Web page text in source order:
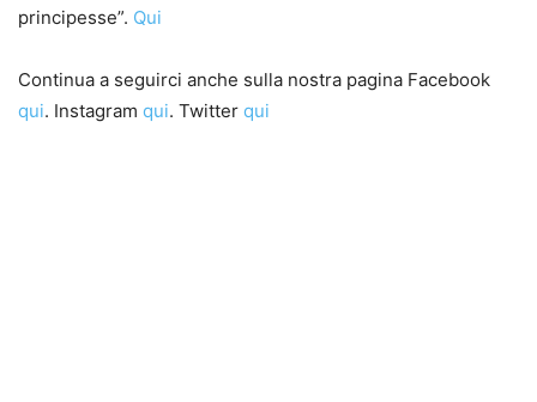
principesse”. Qui
Continua a seguirci anche sulla nostra pagina Facebook
qui. Instagram qui. Twitter qui